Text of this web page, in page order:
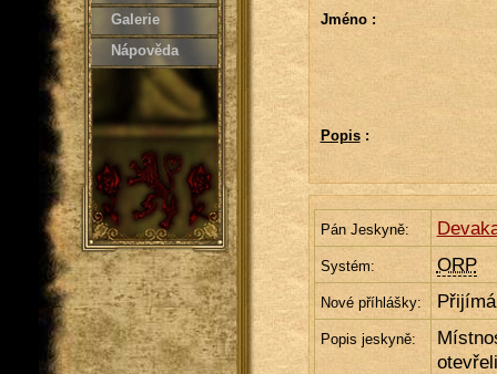
Galerie
Nápověda
Jméno :
Popis:
Pán Jeskyně:
Systém: ORP
Nové příhlášky:
Popis jeskyně: